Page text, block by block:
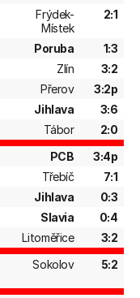
Frýdek-
Místek
2:1
Poruba
1:3
Zlín
3:2
Přerov
3:2p
Jihlava
3:6
Tábor
2:0
PCB
3:4p
Třebíč
7:1
Jihlava
0:3
Slavia
0:4
Litoměřice
3:2
Sokolov 5:2